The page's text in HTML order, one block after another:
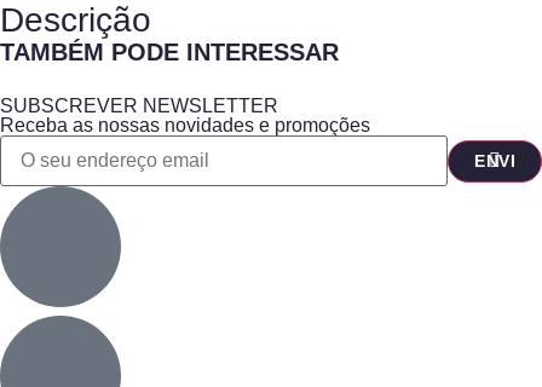
Descrição
TAMBÉM PODE INTERESSAR
SUBSCREVER NEWSLETTER
Receba as nossas novidades e promoções